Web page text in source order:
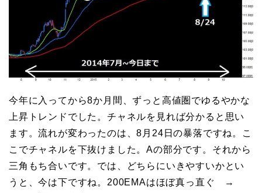
今年に入ってから8か月間、ずっと高値圏でゆるやかな
上昇トレンドでした。チャネルを見れば分かると思い
ます。流れが変わったのは、8月24日の暴落ですね。こ
こでチャネルを下抜けました。Aの部分です。それから
三角もち合いです。では、どちらにいきやすいかとい
うと、今は下ですね。200EMAはほぼ真っ直ぐ →